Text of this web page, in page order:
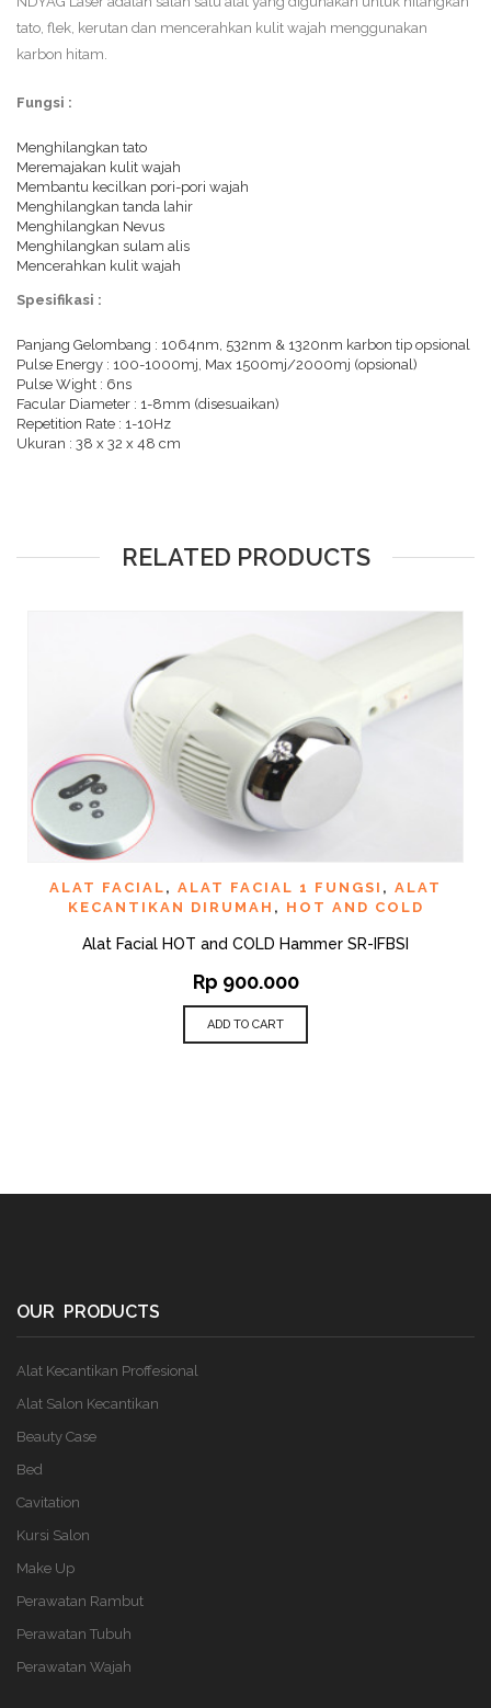
tato, flek, kerutan dan mencerahkan kulit wajah menggunakan
karbon hitam.
Fungsi :
Menghilangkan tato
Meremajakan kulit wajah
Membantu kecilkan pori-pori wajah
Menghilangkan tanda lahir
Menghilangkan Nevus
Menghilangkan sulam alis
Mencerahkan kulit wajah
Spesifikasi :
Panjang Gelombang : 1064nm, 532nm & 1320nm karbon tip opsional
Pulse Energy : 100-1000mj, Max 1500mj/2000mj (opsional)
Pulse Wight : 6ns
Facular Diameter : 1-8mm (disesuaikan)
Repetition Rate : 1-10Hz
Ukuran : 38 x 32 x 48 cm
RELATED PRODUCTS
ALAT FACIAL , ALAT FACIAL 1 FUNGSI , ALAT
KECANTIKAN DIRUMAH , HOT AND COLD
Alat Facial HOT and COLD Hammer SR-IFBSI
Rp 900.000
ADD TO CART
OUR PRODUCTS
Alat Kecantikan Proffesional
Alat Salon Kecantikan
Beauty Case
Bed
Cavitation
Kursi Salon
Make Up
Perawatan Rambut
Perawatan Tubuh
Perawatan Wajah